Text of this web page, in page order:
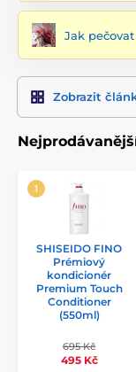
Jak
Zobrazit
SHISEIDO FINO
Prémiový
kondicionér
Premium Touch
Conditioner
(550ml)
695 Kč
495 Kč